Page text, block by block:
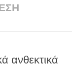
ανθεκτικά